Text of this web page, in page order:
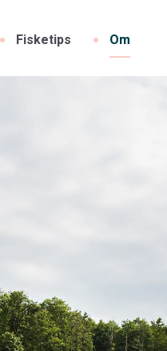
Fisketips Om